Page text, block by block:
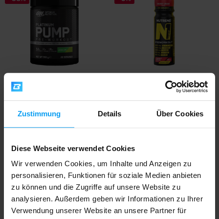
Zustimmung Details Über Cookies
Diese Webseite verwendet Cookies
Wir verwenden Cookies, um Inhalte und Anzeigen zu
personalisieren, Funktionen für soziale Medien anbieten
zu können und die Zugriffe auf unsere Website zu
analysieren. Außerdem geben wir Informationen zu Ihrer
Verwendung unserer Website an unsere Partner für
Optimum Nutrition
24,99€ 39,99€